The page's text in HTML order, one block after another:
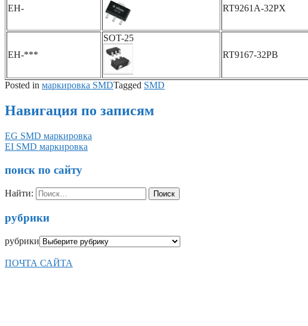
EH-
RT9261A-32PX
EH-***
SOT-25
RT9167-32PB
Posted in маркировка SMDTagged SMD
Навигация по записям
EG SMD маркировка
EI SMD маркировка
поиск по сайту
Найти:
рубрики
рубрики
ПОЧТА САЙТА